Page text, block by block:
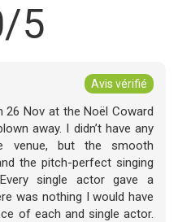
5
Avis vérifié
Nov at the Noël Coward
away. I didn’t have any
venue, but the smooth
the pitch-perfect singing
single actor gave a
was nothing I would have
of each and single actor.